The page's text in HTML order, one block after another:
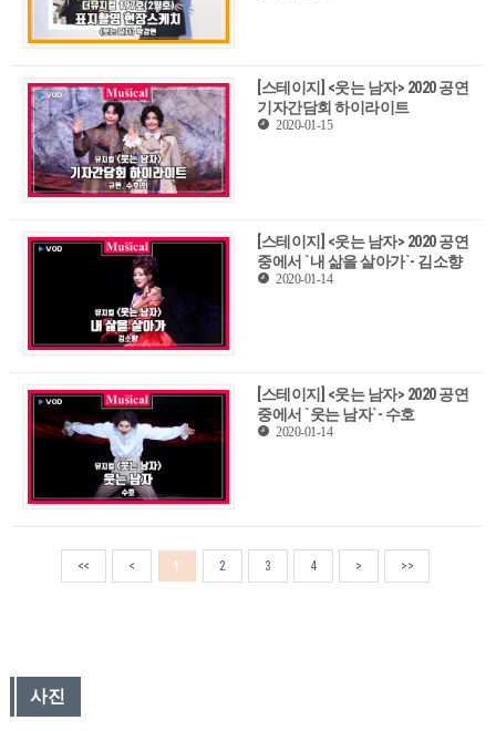
[스테이지] <웃는 남자> 2020 공연
기자간담회 하이라이트
2020-01-15
[스테이지] <웃는 남자> 2020 공연
중에서 `내 삶을 살아가`- 김소향
2020-01-14
[스테이지] <웃는 남자> 2020 공연
중에서 `웃는 남자`- 수호
2020-01-14
<< < 1 2 3 4 > >>
사진